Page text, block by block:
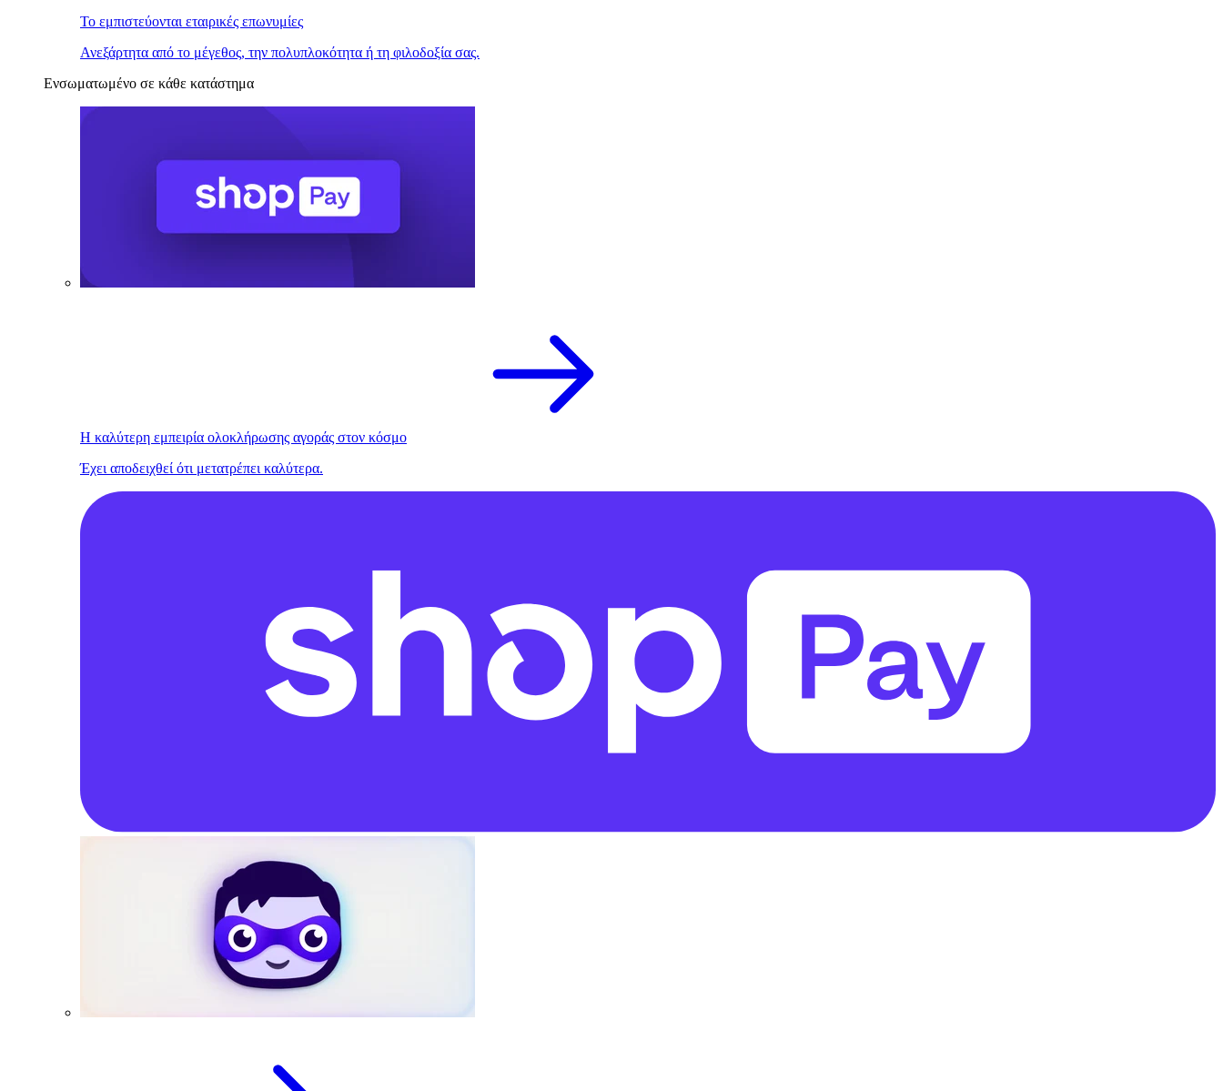
Το εμπιστεύονται εταιρικές επωνυμίες
Ανεξάρτητα από το μέγεθος, την πολυπλοκότητα ή τη φιλοδοξία σας.
Ενσωματωμένο σε κάθε κατάστημα
Η καλύτερη εμπειρία ολοκλήρωσης αγοράς στον κόσμο
Έχει αποδειχθεί ότι μετατρέπει καλύτερα.